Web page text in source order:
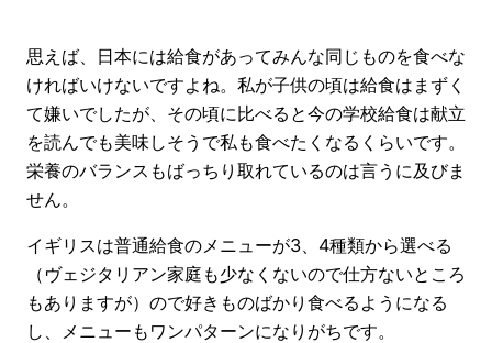
思えば、日本には給食があってみんな同じものを食べな
ければいけないですよね。私が子供の頃は給食はまずく
て嫌いでしたが、その頃に比べると今の学校給食は献立
を読んでも美味しそうで私も食べたくなるくらいです。
栄養のバランスもばっちり取れているのは言うに及びま
せん。
イギリスは普通給食のメニューが3、4種類から選べる
（ヴェジタリアン家庭も少なくないので仕方ないところ
もありますが）ので好きものばかり食べるようになる
し、メニューもワンパターンになりがちです。